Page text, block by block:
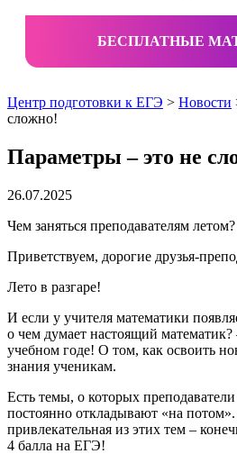
БЕСПЛАТНЫЕ
Центр подготовки к ЕГЭ > Новости
сложно!
Параметры – это не
26.07.2025
Чем заняться преподавателям
Приветствуем, дорогие друзья-
Лето в разгаре!
И если у учителя математики
о чем думает настоящий
учебном годе! О том, как освоить
знания ученикам.
Есть темы, о которых
постоянно откладывают «на
привлекательная из этих тем –
4 балла на ЕГЭ!